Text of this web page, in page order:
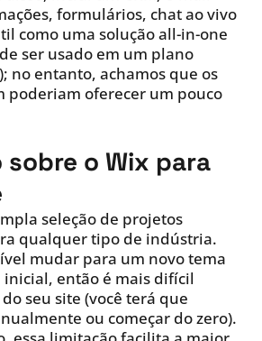
formulários, chat ao vivo
como uma solução all-in-one
ser usado em um plano
no entanto, achamos que os
poderiam oferecer um pouco
sobre o Wix para
seleção de projetos
qualquer tipo de indústria.
mudar para um novo tema
inicial, então é mais difícil
seu site (você terá que
ou começar do zero).